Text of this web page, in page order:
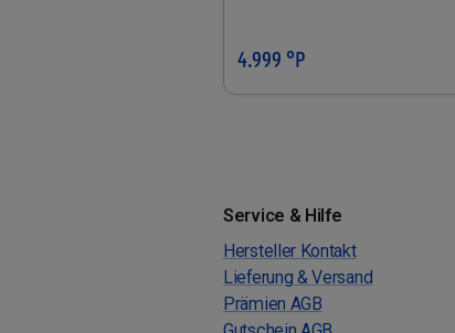
In den Warenkorb
4.999 °P
Service & Hilfe
Hersteller Kontakt
Lieferung & Versand
Prämien AGB